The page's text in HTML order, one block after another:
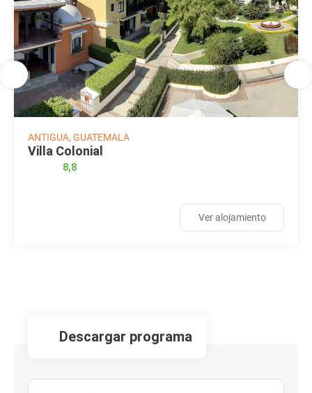
ANTIGUA, GUATEMALA
Villa Colonial
8,8
Ver alojamiento
descargar programa